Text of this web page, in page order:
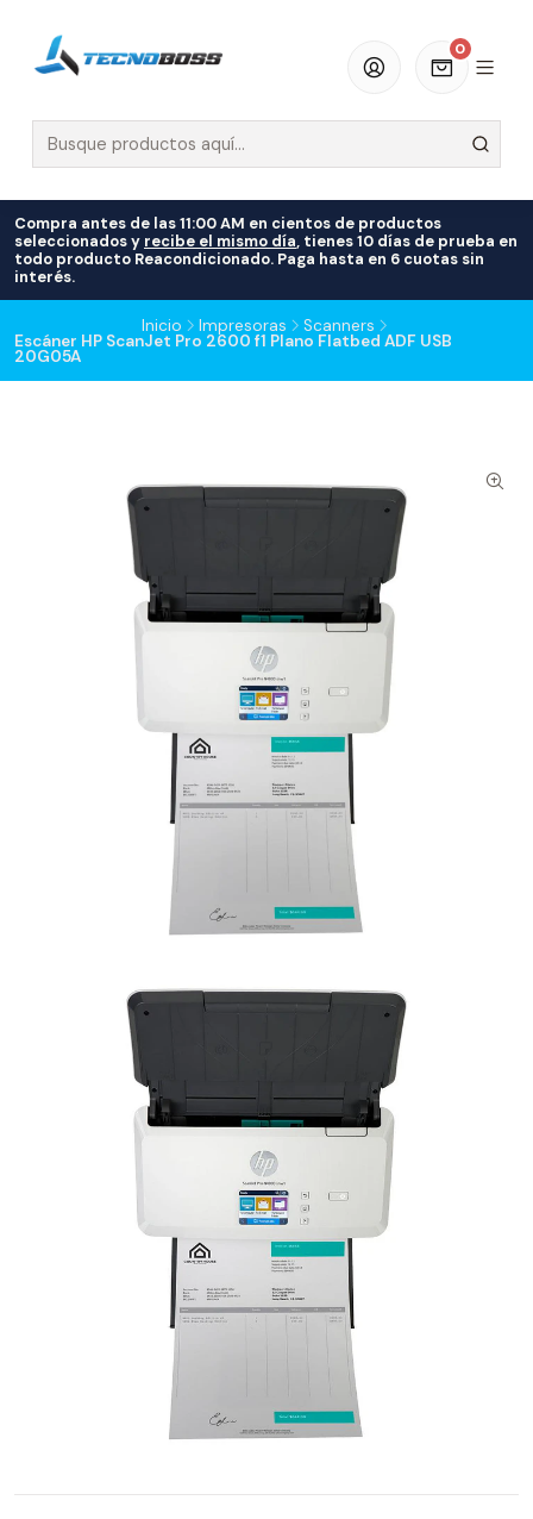
0
Compra antes de las 11:00 AM en cientos de productos
seleccionados y recibe el mismo día, tienes 10 días de prueba en
todo producto Reacondicionado. Paga hasta en 6 cuotas sin
interés.
Inicio Impresoras Scanners
Escáner HP ScanJet Pro 2600 f1 Plano Flatbed ADF USB
20G05A